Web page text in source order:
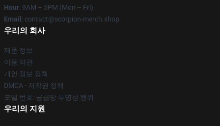
Hour: 9AM – 5PM (Mon – Fri)
Email : contact@scorpion-merch.shop
우리의 회사
제품 정보
이용 약관
개인 정보 정책
DMCA - 저작권 정책
모델 번호: 공급망 투명성 행위
우리의 지원